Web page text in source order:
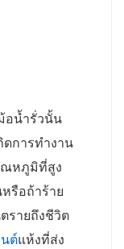
อน้ำรั่วนั้น
การทำงาน
หภูมิที่สูง
รือถ้าร้าย
รายถึงชีวิต
ต์แห้งที่ส่ง